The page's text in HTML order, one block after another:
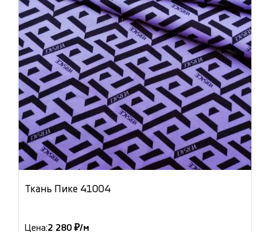
Ткань Пике 41004
Цена:2 280 ₽/м